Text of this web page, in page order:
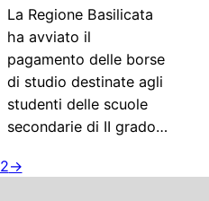
La Regione Basilicata
ha avviato il
pagamento delle borse
di studio destinate agli
studenti delle scuole
secondarie di II grado…
2→